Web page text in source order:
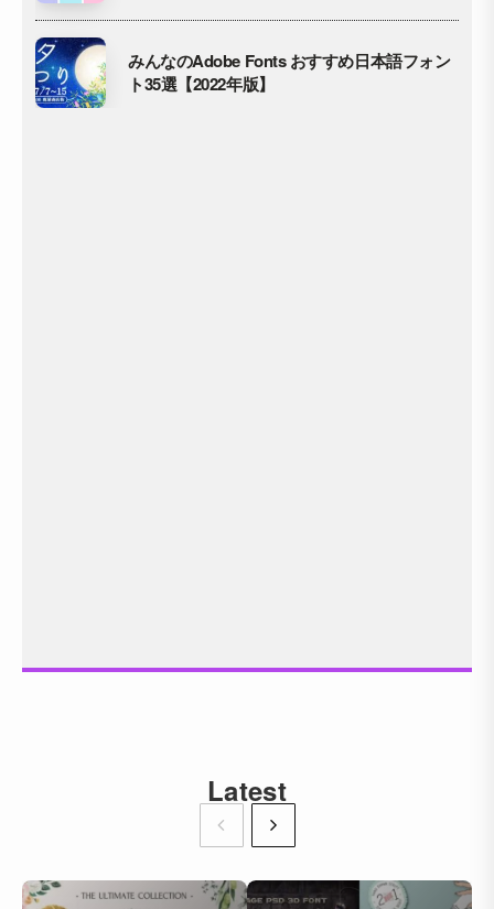
みんなのAdobe Fonts おすすめ日本語フォン
ト35選【2022年版】
Latest